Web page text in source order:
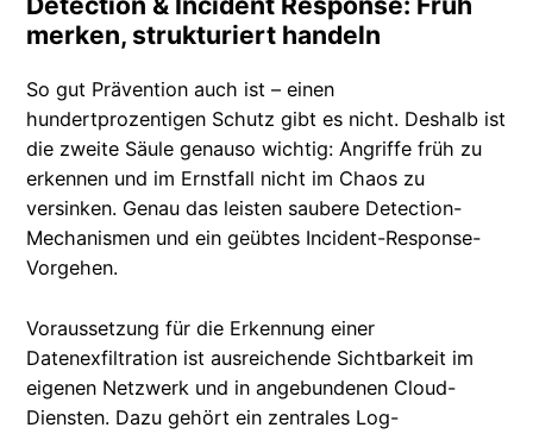
merken, strukturiert handeln
So gut Prävention auch ist – einen
hundertprozentigen Schutz gibt es nicht. Deshalb ist
die zweite Säule genauso wichtig: Angriffe früh zu
erkennen und im Ernstfall nicht im Chaos zu
versinken. Genau das leisten saubere Detection-
Mechanismen und ein geübtes Incident-Response-
Vorgehen.
Voraussetzung für die Erkennung einer
Datenexfiltration ist ausreichende Sichtbarkeit im
eigenen Netzwerk und in angebundenen Cloud-
Diensten. Dazu gehört ein zentrales Log-